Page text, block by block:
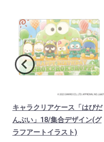
キャラクリアケース「はぴだ
んぶい」18/集合デザイン(グ
ラフアートイラスト)